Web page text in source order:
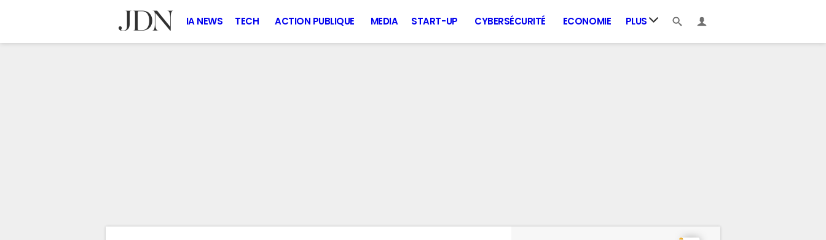
IA NEWS TECH ACTION PUBLIQUE MEDIA START-UP CYBERSÉCURITÉ ECONOMIE PLUS